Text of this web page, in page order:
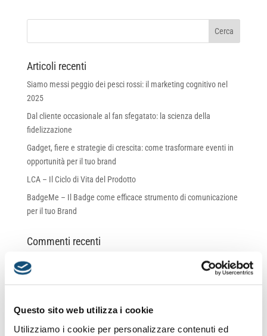
Questo sito web utilizza i cookie
Utilizziamo i cookie per personalizzare contenuti ed
Articoli recenti
Siamo messi peggio dei pesci rossi: il marketing cognitivo nel
2025
Dal cliente occasionale al fan sfegatato: la scienza della
fidelizzazione
Gadget, fiere e strategie di crescita: come trasformare eventi in
opportunità per il tuo brand
LCA – Il Ciclo di Vita del Prodotto
BadgeMe – Il Badge come efficace strumento di comunicazione
per il tuo Brand
Commenti recenti
Archivi
Marzo 2025
Ottobre 2024